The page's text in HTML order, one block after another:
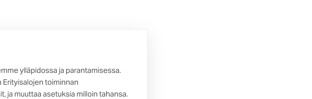
ylläpidossa ja parantamisessa.
toiminnan
ja muuttaa asetuksia milloin tahansa.